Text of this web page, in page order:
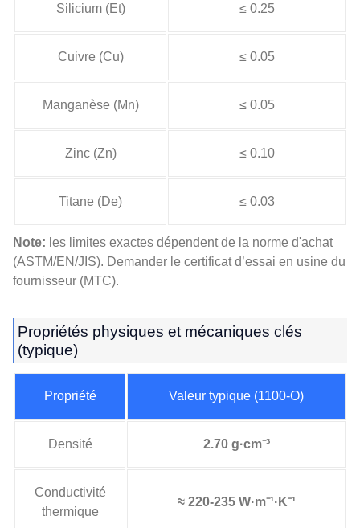
Silicium (Et) ≤ 0.25
Cuivre (Cu) ≤ 0.05
Manganèse (Mn) ≤ 0.05
Zinc (Zn) ≤ 0.10
Titane (De) ≤ 0.03
Note: les limites exactes dépendent de la norme d'achat
(ASTM/EN/JIS). Demander le certificat d’essai en usine du
fournisseur (MTC).
Propriétés physiques et mécaniques clés
(typique)
Propriété Valeur typique (1100-O)
Densité 2.70 g·cm⁻³
Conductivité
thermique
≈ 220-235 W·m⁻¹·K⁻¹